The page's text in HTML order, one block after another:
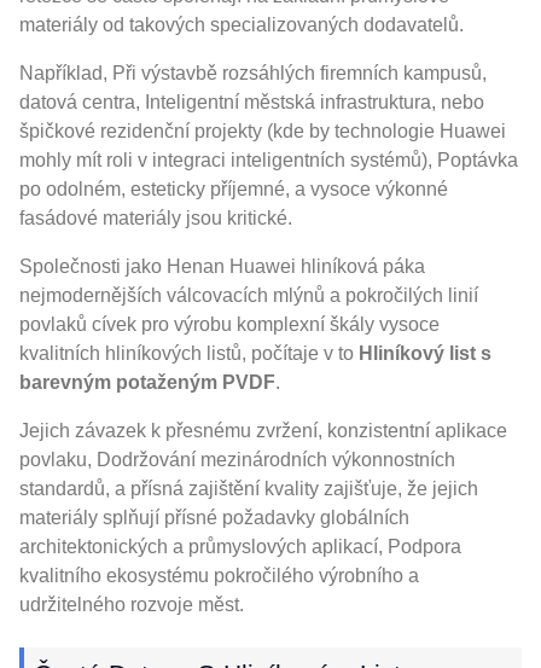
materiály od takových specializovaných dodavatelů.
Například, Při výstavbě rozsáhlých firemních kampusů,
datová centra, Inteligentní městská infrastruktura, nebo
špičkové rezidenční projekty (kde by technologie Huawei
mohly mít roli v integraci inteligentních systémů), Poptávka
po odolném, esteticky příjemné, a vysoce výkonné
fasádové materiály jsou kritické.
Společnosti jako Henan Huawei hliníková páka
nejmodernějších válcovacích mlýnů a pokročilých linií
povlaků cívek pro výrobu komplexní škály vysoce
kvalitních hliníkových listů, počítaje v to Hliníkový list s
barevným potaženým PVDF.
Jejich závazek k přesnému zvržení, konzistentní aplikace
povlaku, Dodržování mezinárodních výkonnostních
standardů, a přísná zajištění kvality zajišťuje, že jejich
materiály splňují přísné požadavky globálních
architektonických a průmyslových aplikací, Podpora
kvalitního ekosystému pokročilého výrobního a
udržitelného rozvoje měst.